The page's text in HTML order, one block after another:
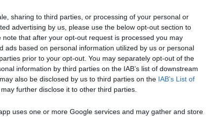
sharing to third parties, or processing of your personal or
advertising by us, please use the below opt-out section to
that after your opt-out request is processed you may
ads based on personal information utilized by us or personal
prior to your opt-out. You may separately opt-out of the
information by third parties on the IAB’s list of downstream
also be disclosed by us to third parties on the IAB’s List of
further disclose it to other third parties.
uses one or more Google services and may gather and store
(pesera' 1/2 Kg). Con la bistecchiera di ghisa faccio
so le cozze ,nel pentolone.Ciao Roberto